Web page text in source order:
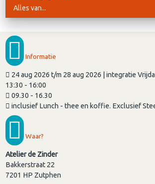
Alles van...
Informatie
24 aug 2026 t/m 28 aug 2026 | integratie
13:30 - 16:00
09.30 - 16.30
inclusief Lunch - thee en koffie. Exclusief
Waar?
Atelier de Zinder
Bakkerstraat 22
7201 HP Zutphen